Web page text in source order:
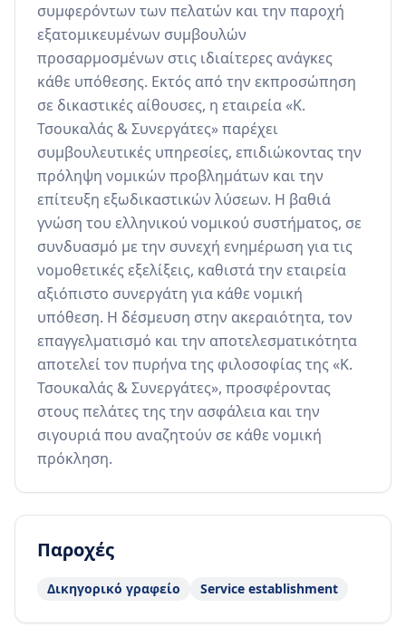
συμφερόντων των πελατών και την παροχή
εξατομικευμένων συμβουλών
προσαρμοσμένων στις ιδιαίτερες ανάγκες
κάθε υπόθεσης. Εκτός από την εκπροσώπηση
σε δικαστικές αίθουσες, η εταιρεία «Κ.
Τσουκαλάς & Συνεργάτες» παρέχει
συμβουλευτικές υπηρεσίες, επιδιώκοντας την
πρόληψη νομικών προβλημάτων και την
επίτευξη εξωδικαστικών λύσεων. Η βαθιά
γνώση του ελληνικού νομικού συστήματος, σε
συνδυασμό με την συνεχή ενημέρωση για τις
νομοθετικές εξελίξεις, καθιστά την εταιρεία
αξιόπιστο συνεργάτη για κάθε νομική
υπόθεση. Η δέσμευση στην ακεραιότητα, τον
επαγγελματισμό και την αποτελεσματικότητα
αποτελεί τον πυρήνα της φιλοσοφίας της «Κ.
Τσουκαλάς & Συνεργάτες», προσφέροντας
στους πελάτες της την ασφάλεια και την
σιγουριά που αναζητούν σε κάθε νομική
πρόκληση.
Παροχές
Δικηγορικό γραφείο Service establishment